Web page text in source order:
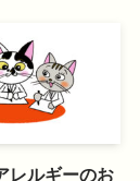
レルギーのお